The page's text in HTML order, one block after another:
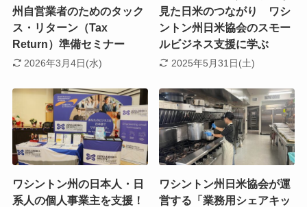
州自営業者のためのタック
ス・リターン（Tax
Return）準備セミナー
2026年3月4日(水)
見た日米のつながり ワシ
ントン州日米協会のスモー
ルビジネス支援に学ぶ
2025年5月31日(土)
ワシントン州の日本人・日
系人の個人事業主を支援！
ワシントン州日米協会が運
営する「業務用シェアキッ